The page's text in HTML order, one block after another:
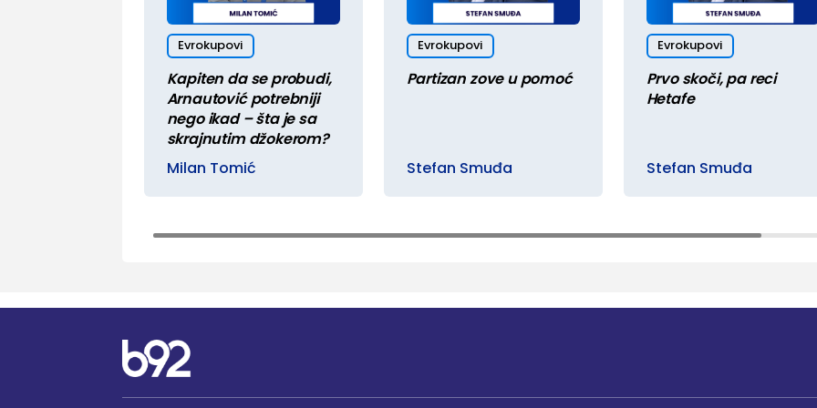
Evrokupovi
Kapiten da se probudi,
Arnautović potrebniji
nego ikad – šta je sa
skrajnutim džokerom?
Milan Tomić
Evrokupovi
Partizan zove u pomoć
Stefan Smuđa
Evrokupovi
Prvo skoči, pa reci
Hetafe
Stefan Smuđa